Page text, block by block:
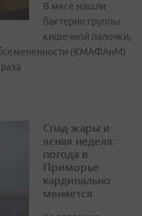
В мясе нашли
бактерии группы
кишечной палочки,
(КМАФАнМ)
Спад жары и
ясная неделя:
погода в
Приморье
кардинально
меняется